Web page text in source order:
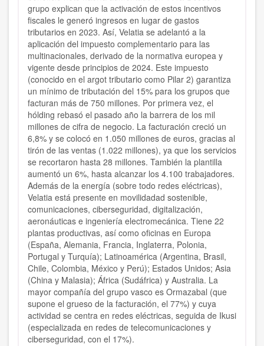
grupo explican que la activación de estos incentivos
fiscales le generó ingresos en lugar de gastos
tributarios en 2023. Así, Velatia se adelantó a la
aplicación del impuesto complementario para las
multinacionales, derivado de la normativa europea y
vigente desde principios de 2024. Este impuesto
(conocido en el argot tributario como Pilar 2) garantiza
un mínimo de tributación del 15% para los grupos que
facturan más de 750 millones. Por primera vez, el
hólding rebasó el pasado año la barrera de los mil
millones de cifra de negocio. La facturación creció un
6,8% y se colocó en 1.050 millones de euros, gracias al
tirón de las ventas (1.022 millones), ya que los servicios
se recortaron hasta 28 millones. También la plantilla
aumentó un 6%, hasta alcanzar los 4.100 trabajadores.
Además de la energía (sobre todo redes eléctricas),
Velatia está presente en movilidadad sostenible,
comunicaciones, ciberseguridad, digitalización,
aeronáuticas e ingeniería electromecánica. Tiene 22
plantas productivas, así como oficinas en Europa
(España, Alemania, Francia, Inglaterra, Polonia,
Portugal y Turquía); Latinoamérica (Argentina, Brasil,
Chile, Colombia, México y Perú); Estados Unidos; Asia
(China y Malasia); África (Sudáfrica) y Australia. La
mayor compañía del grupo vasco es Ormazabal (que
supone el grueso de la facturación, el 77%) y cuya
actividad se centra en redes eléctricas, seguida de Ikusi
(especializada en redes de telecomunicaciones y
ciberseguridad, con el 17%).